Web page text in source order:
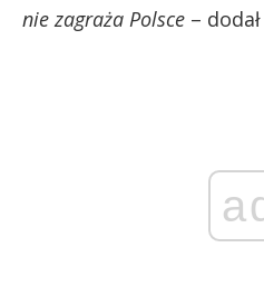
nie zagraża Polsce –